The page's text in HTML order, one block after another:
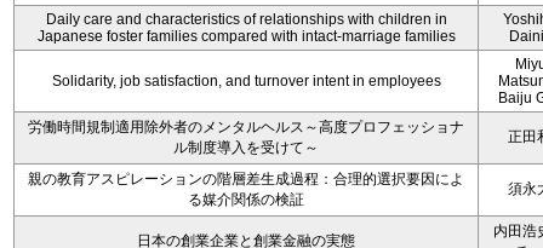
Daily care and characteristics of relationships with children in
Japanese foster families compared with intact-marriage families
Solidarity, job satisfaction, and turnover intent in employees
Baiju
労働時間規制適用除外者のメンタルヘルス～高度プロフェッショナ
ル制度導入を受けて～
正田
親の教育アスピレーションの階層差生成過程：合理的選択要因によ
る媒介関係の検証
須永
日本の創業企業と創業金融の実態
内田浩